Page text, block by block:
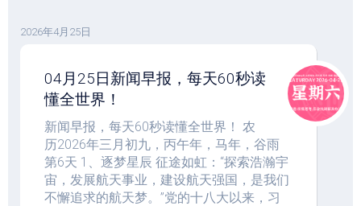
2026年4月25日
04月25日新闻早报，每天60秒读
懂全世界！
新闻早报，每天60秒读懂全世界！ 农
历2026年三月初九，丙午年，马年，谷雨
第6天 1、逐梦星辰 征途如虹：“探索浩瀚宇
宙，发展航天事业，建设航天强国，是我们
不懈追求的航天梦。”党的十八大以来，习